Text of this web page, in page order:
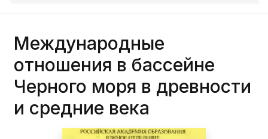
Международные
отношения в бассейне
Черного моря в древности
и средние века